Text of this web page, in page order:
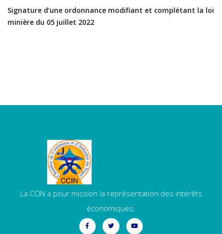
Signature d’une ordonnance modifiant et complétant la loi
minière du 05 juillet 2022
La CCIN a pour mission la représentation des intérêts
économiques.